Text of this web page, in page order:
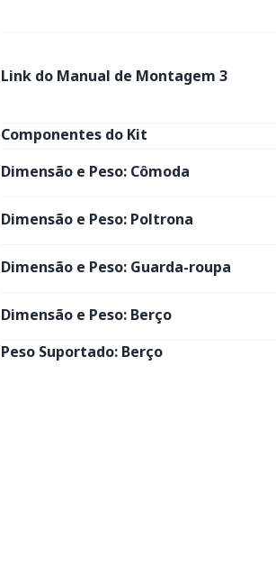
Link do Manual de Montagem 3
Componentes do Kit
Dimensão e Peso: Cômoda
Dimensão e Peso: Poltrona
Dimensão e Peso: Guarda-roupa
Dimensão e Peso: Berço
Peso Suportado: Berço